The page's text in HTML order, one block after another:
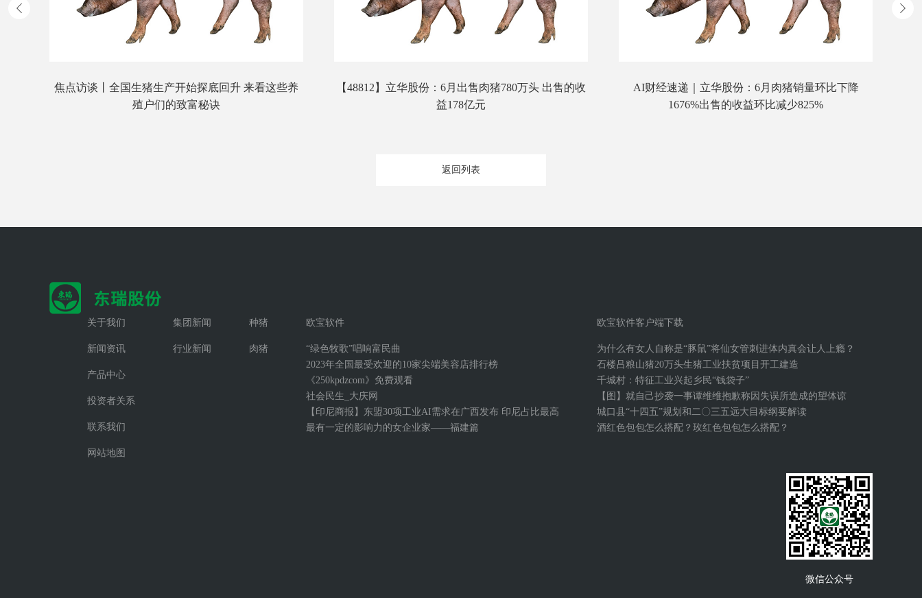
焦点访谈丨全国生猪生产开始探底回升 来看这些养
殖户们的致富秘诀
【48812】立华股份：6月出售肉猪780万头 出售的收
益178亿元
AI财经速递｜立华股份：6月肉猪销量环比下降
1676%出售的收益环比减少825%
返回列表
关于我们
新闻资讯
产品中心
投资者关系
联系我们
网站地图
集团新闻
行业新闻
种猪
肉猪
欧宝软件
“绿色牧歌”唱响富民曲
2023年全国最受欢迎的10家尖端美容店排行榜
《250kpdzcom》免费观看
社会民生_大庆网
【印尼商报】东盟30项工业AI需求在广西发布 印尼占比最高
最有一定的影响力的女企业家——福建篇
欧宝软件客户端下载
为什么有女人自称是“豚鼠”将仙女管刺进体内真会让人上瘾？
石楼吕粮山猪20万头生猪工业扶贫项目开工建造
千城村：特征工业兴起乡民“钱袋子”
【图】就自己抄袭一事谭维维抱歉称因失误所造成的望体谅
城口县“十四五”规划和二〇三五远大目标纲要解读
酒红色包包怎么搭配？玫红色包包怎么搭配？
微信公众号